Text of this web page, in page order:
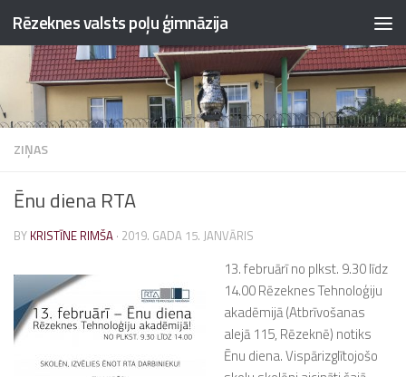
Skip to content
Rēzeknes valsts poļu ģimnāzija
ZIŅAS
Ēnu diena RTA
BY KRISTĪNE RIMŠA · 2019. GADA 15. JANVĀRIS
13. februārī no plkst. 9.30 līdz
14.00 Rēzeknes Tehnoloģiju
akadēmijā (Atbrīvošanas
alejā 115, Rēzeknē) notiks
Ēnu diena. Vispārizglītojošo